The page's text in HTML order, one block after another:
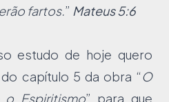
fartos.” Mateus 5:6
estudo de hoje quero
capítulo 5 da obra “O
o Espiritismo” para que